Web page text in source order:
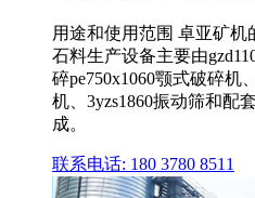
用途和使用范围 卓亚矿机
石料生产设备主要由
碎pe750x1060颚式破碎机
机、3yzs1860振动筛和配
成。
联系电话: 180 3780 8511